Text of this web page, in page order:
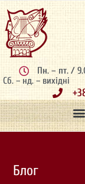
Пн. – пт. /
Сб. – нд. – вихідні
Блог